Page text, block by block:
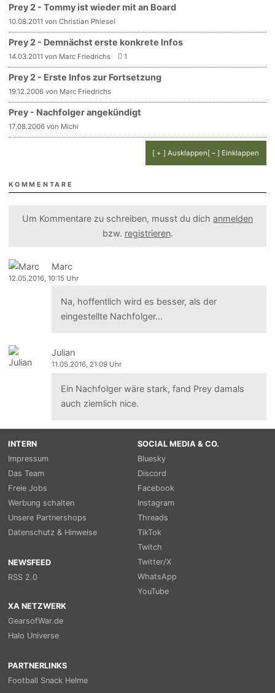
Prey 2 - Tommy ist wieder mit an Board
10.08.2011 von Christian Phiesel
Prey 2 - Demnächst erste konkrete Infos
14.03.2011 von Marc Friedrichs 1
Prey 2 - Erste Infos zur Fortsetzung
19.12.2006 von Marc Friedrichs
Prey - Nachfolger angekündigt
17.08.2006 von Michi
[ + ] Ausklappen[ – ] Einklappen
KOMMENTARE
Um Kommentare zu schreiben, musst du dich anmelden
bzw. registrieren.
Marc
12.05.2016, 10:15 Uhr
Na, hoffentlich wird es besser, als der
eingestellte Nachfolger...
Julian
11.05.2016, 21:09 Uhr
Ein Nachfolger wäre stark, fand Prey damals
auch ziemlich nice.
INTERN
Impressum
Das Team
Freie Jobs
Werbung schalten
Unsere Partnershops
Datenschutz & Hinweise
NEWSFEED
RSS 2.0
SOCIAL MEDIA & CO.
Bluesky
Discord
Facebook
Instagram
Threads
TikTok
Twitch
Twitter/X
WhatsApp
YouTube
XA NETZWERK
GearsofWar.de
Halo Universe
PARTNERLINKS
Football Snack Helme